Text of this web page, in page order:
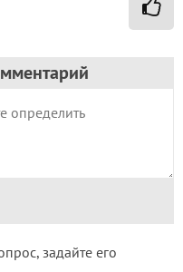
задайте его